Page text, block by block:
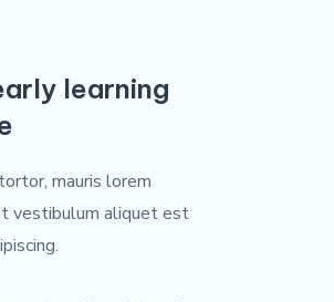
learning
mauris lorem
vestibulum aliquet est